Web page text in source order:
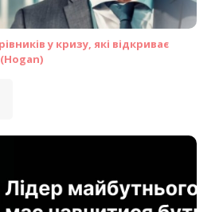
у кризу, які відкриває